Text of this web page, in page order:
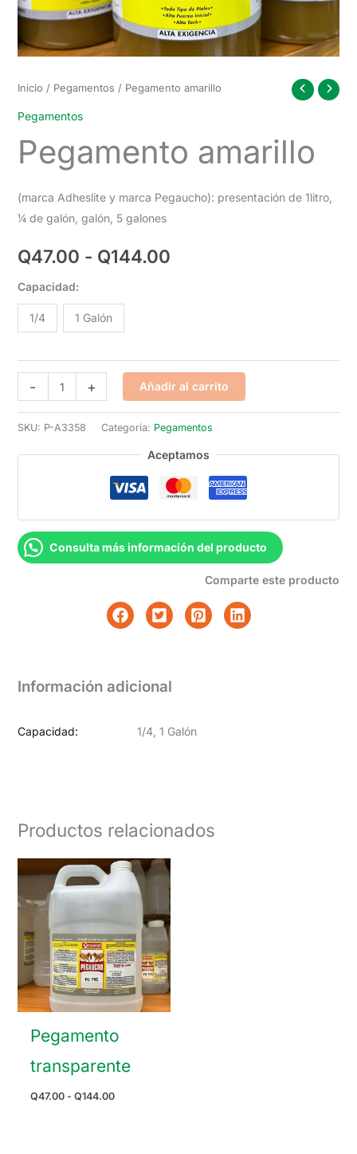
Inicio / Pegamentos / Pegamento amarillo
Pegamentos
Pegamento amarillo
(marca Adheslite y marca Pegaucho): presentación de 1litro,
¼ de galón, galón, 5 galones
Q47.00 - Q144.00Rango
Q47.00
hasta
Q144.00
Capacidad:
1/4 1 Galón
-
Pegamento
amarillo
cantidad
+ Añadir al carrito
SKU: P-A3358 Categoría: Pegamentos
Aceptamos
Consulta más información del producto
Comparte este producto
Información adicional
Capacidad: 1/4, 1 Galón
Productos relacionados
Pegamento
transparente
Q47.00 - Q144.00Rango